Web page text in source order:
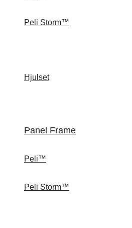
Peli Storm™
Hjulset
Panel Frame
Peli™
Peli Storm™